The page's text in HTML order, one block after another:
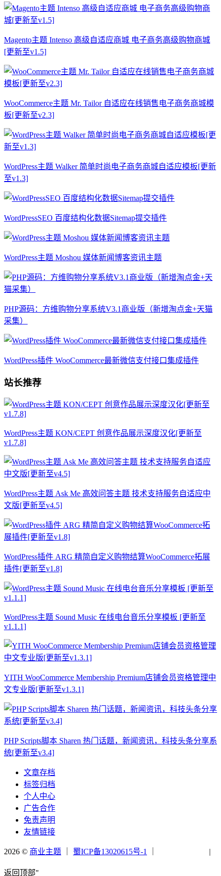
Magento主题 Intenso 高级自适应商城 电子商务高级购物商城
[更新至v1.5]
WooCommerce主题 Mr. Tailor 自适应在线销售电子商务商城模
板[更新至v2.3]
WordPress主题 Walker 简单时尚电子商务商城自适应模板[更新
至v1.3]
WordPressSEO 百度结构化数据Sitemap提交插件
WordPress主题 Moshou 媒体新闻博客资讯主题
PHP源码：方维购物分享系统V3.1商业版（新增淘点金+天猫
采集）
WordPress插件 WooCommerce最新微信支付接口集成插件
站长推荐
WordPress主题 KON/CEPT 创意作品展示深度汉化[更新至
v1.7.8]
WordPress主题 Ask Me 高效问答主题 技术支持服务自适应中
文版[更新至v4.5]
WordPress插件 ARG 精简自定义购物结算WooCommerce拓展
插件[更新至v1.8]
WordPress主题 Sound Music 在线电台音乐分享模板 [更新至
v1.1.1]
YITH WooCommerce Membership Premium店铺会员资格管理中
文专业版[更新至v1.3.1]
PHP Scripts脚本 Sharen 热门话题，新闻资讯，科技头条分享系
统[更新至v3.4]
文章存档
标签归档
个人中心
广告合作
免责声明
友情链接
2026 © 商业主题 蜀ICP备13020615号-1 |
返回顶部"